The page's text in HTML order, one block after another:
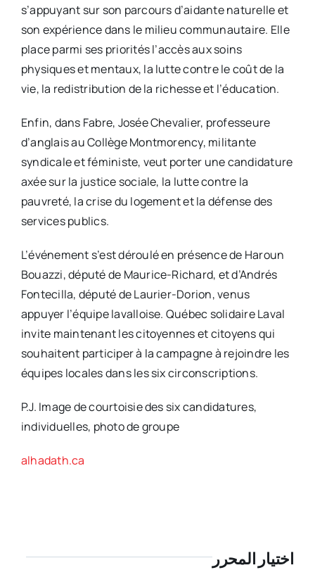
s’appuyant sur son parcours d’aidante naturelle et
son expérience dans le milieu communautaire. Elle
place parmi ses priorités l’accès aux soins
physiques et mentaux, la lutte contre le coût de la
vie, la redistribution de la richesse et l’éducation.
Enfin, dans Fabre, Josée Chevalier, professeure
d’anglais au Collège Montmorency, militante
syndicale et féministe, veut porter une candidature
axée sur la justice sociale, la lutte contre la
pauvreté, la crise du logement et la défense des
services publics.
L’événement s’est déroulé en présence de Haroun
Bouazzi, député de Maurice-Richard, et d’Andrés
Fontecilla, député de Laurier-Dorion, venus
appuyer l’équipe lavalloise. Québec solidaire Laval
invite maintenant les citoyennes et citoyens qui
souhaitent participer à la campagne à rejoindre les
équipes locales dans les six circonscriptions.
P.J. Image de courtoisie des six candidatures,
individuelles, photo de groupe
alhadath.ca
اختيار المحرر